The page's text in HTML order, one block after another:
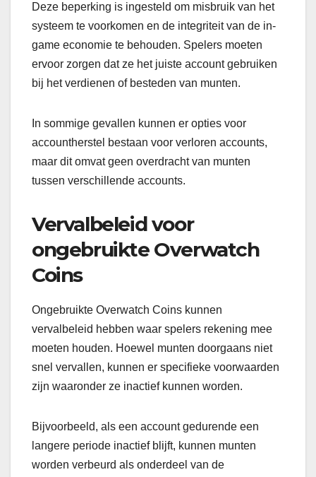
Deze beperking is ingesteld om misbruik van het
systeem te voorkomen en de integriteit van de in-
game economie te behouden. Spelers moeten
ervoor zorgen dat ze het juiste account gebruiken
bij het verdienen of besteden van munten.
In sommige gevallen kunnen er opties voor
accountherstel bestaan voor verloren accounts,
maar dit omvat geen overdracht van munten
tussen verschillende accounts.
Vervalbeleid voor
ongebruikte Overwatch
Coins
Ongebruikte Overwatch Coins kunnen
vervalbeleid hebben waar spelers rekening mee
moeten houden. Hoewel munten doorgaans niet
snel vervallen, kunnen er specifieke voorwaarden
zijn waaronder ze inactief kunnen worden.
Bijvoorbeeld, als een account gedurende een
langere periode inactief blijft, kunnen munten
worden verbeurd als onderdeel van de